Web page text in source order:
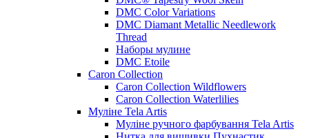
DMC Color Variations
DMC Diamant Metallic Needlework
Thread
Наборы мулине
DMC Etoile
Caron Collection
Caron Collection Wildflowers
Caron Collection Waterlilies
Муліне Tela Artis
Муліне ручного фарбування Tela Artis